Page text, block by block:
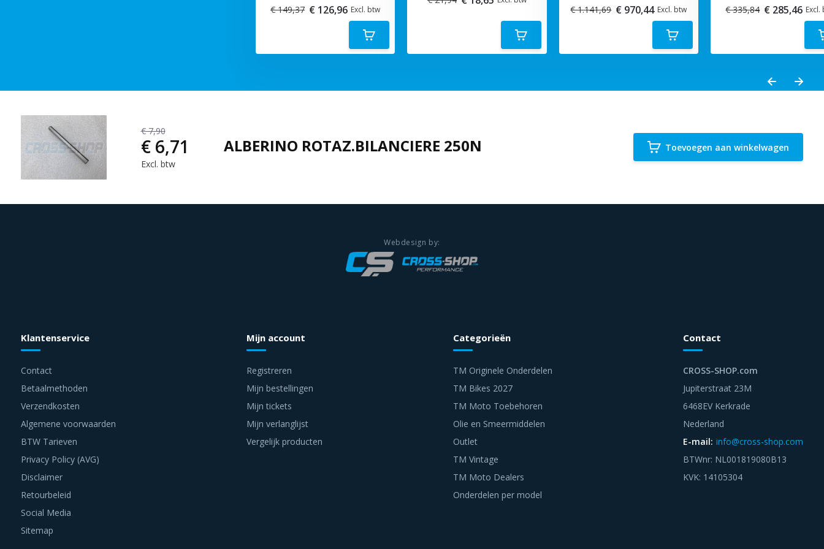
€ 149,37 € 126,96 Excl. btw
€ 1.141,69 € 970,44 Excl. btw
€ 335,84 € 285,46 Excl.
€ 7,90
€ 6,71
Excl. btw
ALBERINO ROTAZ.BILANCIERE 250N Toevoegen aan winkelwagen
Klantenservice
Contact
Betaalmethoden
Verzendkosten
Algemene voorwaarden
BTW Tarieven
Privacy Policy (AVG)
Disclaimer
Retourbeleid
Social Media
Sitemap
Mijn account
Registreren
Mijn bestellingen
Mijn tickets
Mijn verlanglijst
Vergelijk producten
Categorieën
TM Originele Onderdelen
TM Bikes 2027
TM Moto Toebehoren
Olie en Smeermiddelen
Outlet
TM Vintage
TM Moto Dealers
Onderdelen per model
Contact
CROSS-SHOP.com
Jupiterstraat 23M
6468EV Kerkrade
Nederland
E-mail: info@cross-shop.com
BTWnr: NL001819080B13
KVK: 14105304